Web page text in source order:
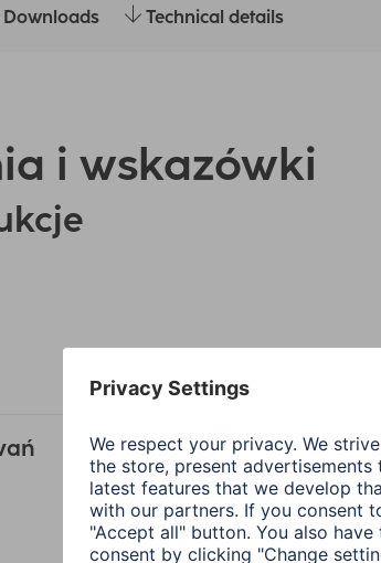
Downloads Technical details
i wskazówki
Instrukcje obsługi
multilingual